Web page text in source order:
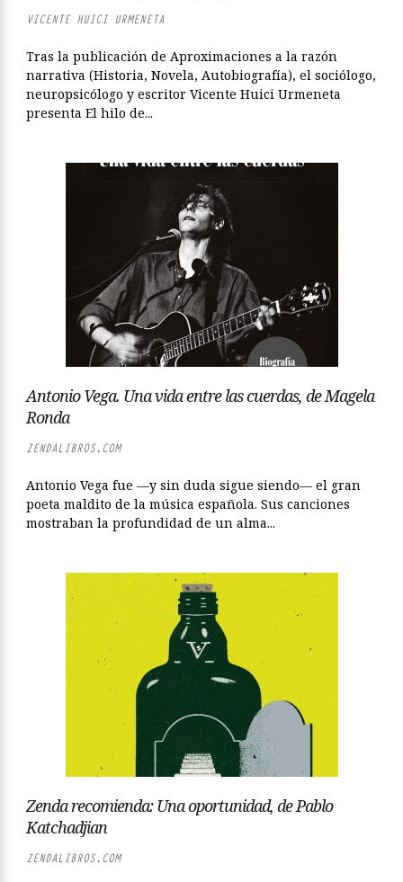
VICENTE HUICI URMENETA
Tras la publicación de Aproximaciones a la razón
narrativa (Historia, Novela, Autobiografía), el sociólogo,
neuropsicólogo y escritor Vicente Huici Urmeneta
presenta El hilo de...
Antonio Vega. Una vida entre las cuerdas, de Magela
Ronda
ZENDALIBROS.COM
Antonio Vega fue —y sin duda sigue siendo— el gran
poeta maldito de la música española. Sus canciones
mostraban la profundidad de un alma...
Zenda recomienda: Una oportunidad, de Pablo
Katchadjian
ZENDALIBROS.COM